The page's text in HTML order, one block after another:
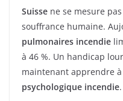
Suisse ne se mesure
souffrance humaine.
pulmonaires incendie
à 46 %. Un handicap
maintenant apprendre à
psychologique incendie.